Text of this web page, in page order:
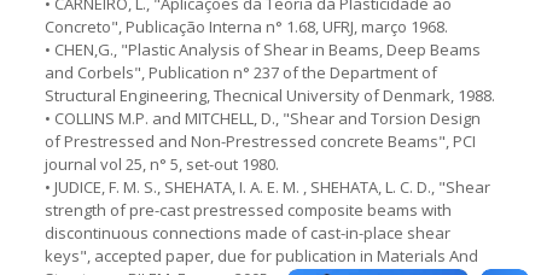
Concreto", Publicação Interna n° 1.68, UFRJ, março 1968.
• CHEN,G., "Plastic Analysis of Shear in Beams, Deep Beams
and Corbels", Publication n° 237 of the Department of
Structural Engineering, Thecnical University of Denmark, 1988.
• COLLINS M.P. and MITCHELL, D., "Shear and Torsion Design
of Prestressed and Non-Prestressed concrete Beams", PCI
journal vol 25, n° 5, set-out 1980.
• JUDICE, F. M. S., SHEHATA, I. A. E. M. , SHEHATA, L. C. D., "Shear
strength of pre-cast prestressed composite beams with
discontinuous connections made of cast-in-place shear
keys", accepted paper, due for publication in Materials And